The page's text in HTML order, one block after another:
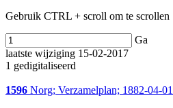
Gebruik CTRL + scroll om te scrollen
Ga
laatste wijziging 15-02-2017
1 gedigitaliseerd
1596 Norg; Verzamelplan; 1882-04-01